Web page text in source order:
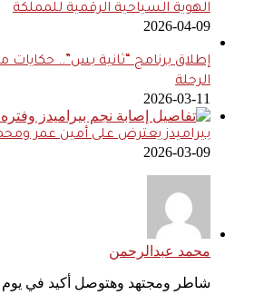
الهوية السياحية الرقمية للمملكة
2026-04-09
إطلاق برنامج “ثانية بس”..
الرحلة
2026-03-11
بيراميدز يعترض على أمين عمر
2026-03-09
محمد عبدالرحمن
شاطر ومجتهد وهتوصل أكيد في يوم